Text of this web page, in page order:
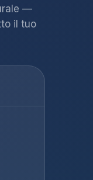
—
il tuo